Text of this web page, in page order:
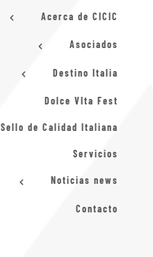
Acerca de CICIC
Asociados
Destino Italia
Dolce VIta Fest
Sello de Calidad Italiana
Servicios
Noticias news
Contacto